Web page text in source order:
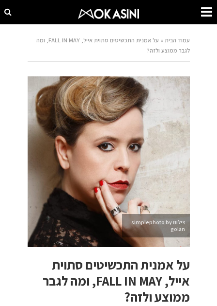
עמוד הבית »
על אמנית התכשיטים סתוית אייל, FALL IN MAY, ומה
לגבר ממוצע ולזה?
צילום simplephoto by
golan
על אמנית התכשיטים סתוית
אייל, FALL IN MAY, ומה לגבר
ממוצע ולזה?